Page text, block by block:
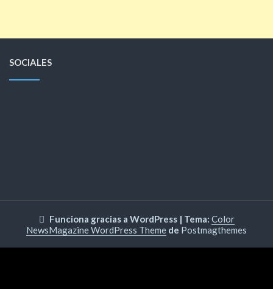
SOCIALES
Funciona gracias a WordPress | Tema: Color
NewsMagazine WordPress Theme de Postmagthemes